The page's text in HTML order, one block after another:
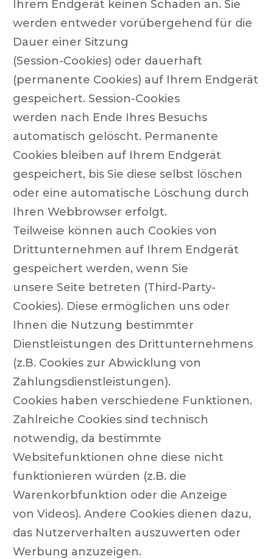
Ihrem Endgerät keinen Schaden an. Sie
werden entweder vorübergehend für die
Dauer einer Sitzung
(Session-Cookies) oder dauerhaft
(permanente Cookies) auf Ihrem Endgerät
gespeichert. Session-Cookies
werden nach Ende Ihres Besuchs
automatisch gelöscht. Permanente
Cookies bleiben auf Ihrem Endgerät
gespeichert, bis Sie diese selbst löschen
oder eine automatische Löschung durch
Ihren Webbrowser erfolgt.
Teilweise können auch Cookies von
Drittunternehmen auf Ihrem Endgerät
gespeichert werden, wenn Sie
unsere Seite betreten (Third-Party-
Cookies). Diese ermöglichen uns oder
Ihnen die Nutzung bestimmter
Dienstleistungen des Drittunternehmens
(z.B. Cookies zur Abwicklung von
Zahlungsdienstleistungen).
Cookies haben verschiedene Funktionen.
Zahlreiche Cookies sind technisch
notwendig, da bestimmte
Websitefunktionen ohne diese nicht
funktionieren würden (z.B. die
Warenkorbfunktion oder die Anzeige
von Videos). Andere Cookies dienen dazu,
das Nutzerverhalten auszuwerten oder
Werbung anzuzeigen.